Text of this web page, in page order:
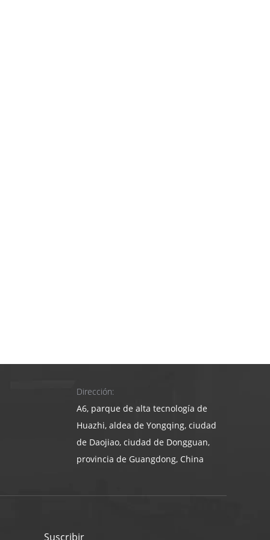
Dirección:
A6, parque de alta tecnología de
Huazhi, aldea de Yongqing, ciudad
de Daojiao, ciudad de Dongguan,
provincia de Guangdong, China
Suscribir